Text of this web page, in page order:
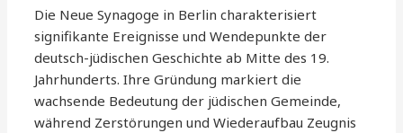
Die Neue Synagoge in Berlin charakterisiert
signifikante Ereignisse und Wendepunkte der
deutsch-jüdischen Geschichte ab Mitte des 19.
Jahrhunderts. Ihre Gründung markiert die
wachsende Bedeutung der jüdischen Gemeinde,
während Zerstörungen und Wiederaufbau Zeugnis